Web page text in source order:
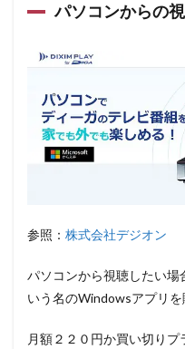
パソコンからの
参照： 株式会社デジオン
パソコンから視聴したい場
いう名のWindowsアプリを
月額２２０円か買い切りプ